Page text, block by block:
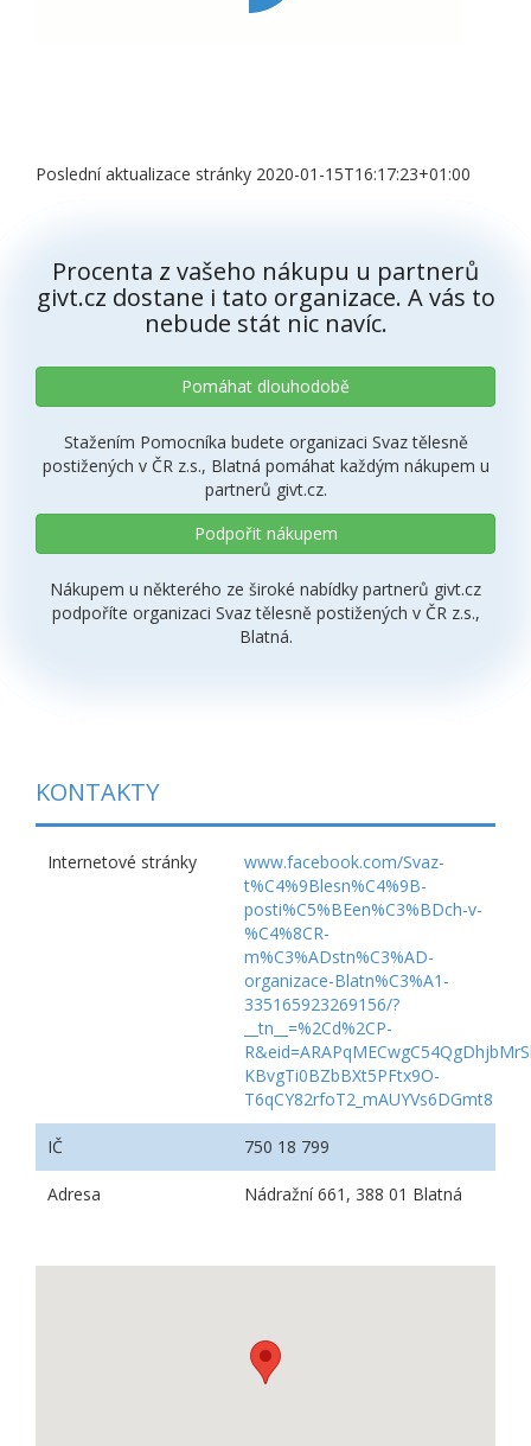
Poslední aktualizace stránky 2020-01-15T16:17:23+01:00
Procenta z vašeho nákupu u partnerů
givt.cz dostane i tato organizace. A vás to
nebude stát nic navíc.
Pomáhat dlouhodobě
Stažením Pomocníka budete organizaci Svaz tělesně
postižených v ČR z.s., Blatná pomáhat každým nákupem u
partnerů givt.cz.
Podpořit nákupem
Nákupem u některého ze široké nabídky partnerů givt.cz
podpoříte organizaci Svaz tělesně postižených v ČR z.s.,
Blatná.
KONTAKTY
Internetové stránky
www.facebook.com/Svaz-
t%C4%9Blesn%C4%9B-
posti%C5%BEen%C3%BDch-v-
%C4%8CR-
m%C3%ADstn%C3%AD-
organizace-Blatn%C3%A1-
335165923269156/?
__tn__=%2Cd%2CP-
KBvgTi0BZbBXt5PFtx9O-
T6qCY82rfoT2_mAUYVs6DGmt8
IČ 750 18 799
Adresa Nádražní 661, 388 01 Blatná